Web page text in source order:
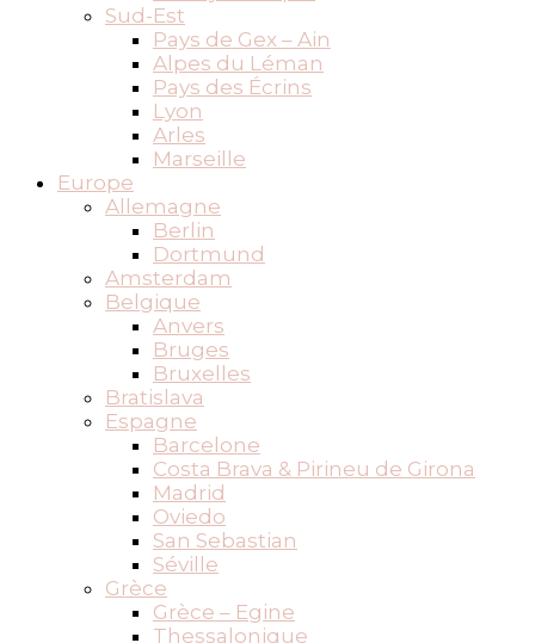
Sud-Est
Pays de Gex – Ain
Alpes du Léman
Pays des Écrins
Lyon
Arles
Marseille
Europe
Allemagne
Berlin
Dortmund
Amsterdam
Belgique
Anvers
Bruges
Bruxelles
Bratislava
Espagne
Barcelone
Costa Brava & Pirineu de Girona
Madrid
Oviedo
San Sebastian
Séville
Grèce
Grèce – Egine
Thessalonique